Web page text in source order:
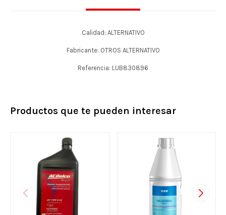
Calidad: ALTERNATIVO
Fabricante: OTROS ALTERNATIVO
Referencia: LUB830896
Productos que te pueden interesar